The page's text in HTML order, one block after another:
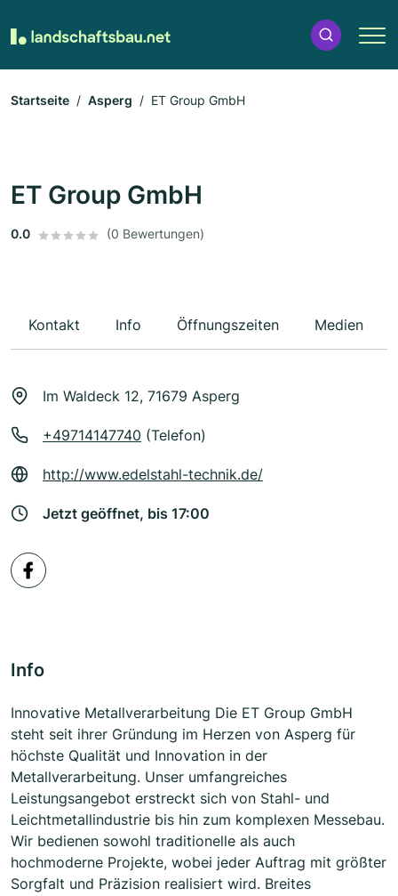
Startseite Asperg ET Group GmbH
ET Group GmbH
0.0 (0 Bewertungen)
Kontakt Info Öffnungszeiten Medien
Im Waldeck 12, 71679 Asperg
+49714147740 (Telefon)
http://www.edelstahl-technik.de/
Jetzt geöffnet, bis 17:00
Info
Innovative Metallverarbeitung Die ET Group GmbH
steht seit ihrer Gründung im Herzen von Asperg für
höchste Qualität und Innovation in der
Metallverarbeitung. Unser umfangreiches
Leistungsangebot erstreckt sich von Stahl- und
Leichtmetallindustrie bis hin zum komplexen Messebau.
Wir bedienen sowohl traditionelle als auch
hochmoderne Projekte, wobei jeder Auftrag mit größter
Sorgfalt und Präzision realisiert wird. Breites